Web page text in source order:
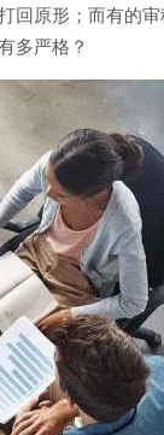
回原形；而有的
多严格？